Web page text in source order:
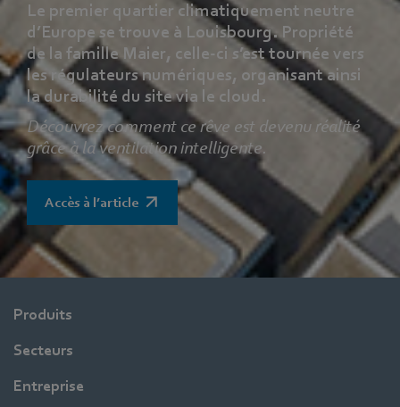
Le premier quartier climatiquement neutre
d’Europe se trouve à Louisbourg. Propriété
de la famille Maier, celle-ci s’est tournée vers
les régulateurs numériques, organisant ainsi
la durabilité du site via le cloud.
Découvrez comment ce rêve est devenu réalité
grâce à la ventilation intelligente.
Accès à l’article
Produits
Secteurs
Entreprise